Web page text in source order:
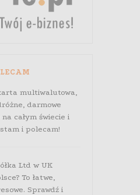
multiwalutowa,
darmowe
całym świecie i
i polecam!
Ltd w UK
To łatwe,
Sprawdź i